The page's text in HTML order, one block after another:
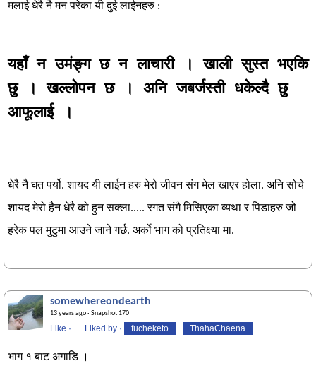
मलाई धेरै नै मन परेका यी दुई लाईनहरु :
यहाँ न उमंङ्ग छ न लाचारी । खाली सुस्त भएकि
छु । खल्लोपन छ । अनि जबर्जस्ती धकेल्दै छु
आफूलाई ।
धेरै नै घत पर्यो. शायद यी लाईन हरु मेरो जीवन संग मेल खाएर होला. अनि सोचे
शायद मेरो हैन धेरै को हुन सक्ला..... रगत संगै मिसिएका व्यथा र पिडाहरु जो
हरेक पल मुटुमा आउने जाने गर्छ. अर्को भाग को प्रतिक्ष्या मा.
somewhereondearth
13 years ago· Snapshot 170
Like · Liked by · fucheketo ThahaChaena
भाग १ बाट अगाडि ।